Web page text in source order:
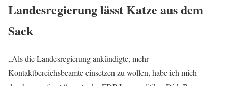
Landesregierung lässt Katze aus dem
Sack
„Als die Landesregierung ankündigte, mehr
Kontaktbereichsbeamte einsetzen zu wollen, habe ich mich